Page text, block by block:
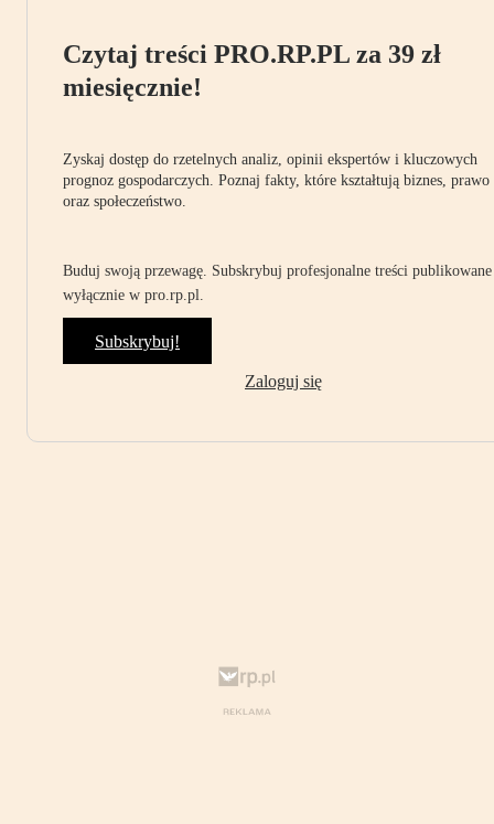
Czytaj treści PRO.RP.PL za 39 zł
miesięcznie!
Zyskaj dostęp do rzetelnych analiz, opinii ekspertów i kluczowych
prognoz gospodarczych. Poznaj fakty, które kształtują biznes, prawo
oraz społeczeństwo.
Buduj swoją przewagę. Subskrybuj profesjonalne treści publikowane
wyłącznie w pro.rp.pl.
Subskrybuj!
Zaloguj się